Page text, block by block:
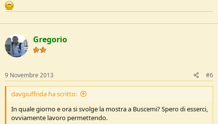
Gregorio
9 Novembre 2013 #6
davgiuffrida ha scritto:
In quale giorno e ora si svolge la mostra a Buscemi? Spero di esserci,
ovviamente lavoro permettendo.